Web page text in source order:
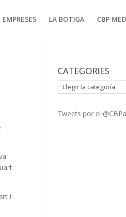
EMPRESES LA BOTIGA CBP
i
CATEGORIES
CATEGORIES
Tweets por el